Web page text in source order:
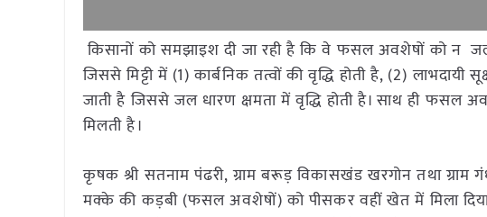
किसानों को समझाइश दी जा रही है कि वे फसल अवशेषों को न
जिससे मिट्टी में (1) कार्बनिक तत्वों की वृद्धि होती है, (2)
जाती है जिससे जल धारण क्षमता में वृद्धि होती है। साथ ही फसल
मिलती है।
कृषक श्री सतनाम पंढरी, ग्राम बरूड़ विकासखंड खरगोन तथा
मक्के की कड़बी (फसल अवशेषों) को पीसकर वहीं खेत में मिला दिया